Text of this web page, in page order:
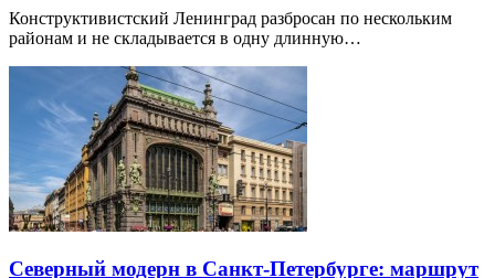
Конструктивистский Ленинград разбросан по нескольким
районам и не складывается в одну длинную…
Северный модерн в Санкт-Петербурге: маршрут